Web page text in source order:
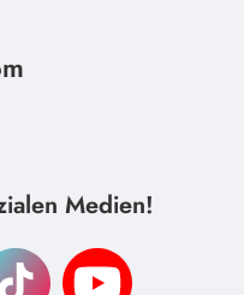
Medien!